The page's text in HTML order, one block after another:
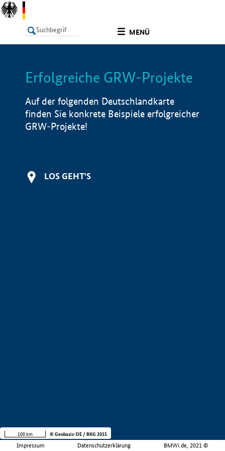
MENÜ
LISTE Info
Erfolgreiche GRW-Projekte
Auf der folgenden Deutschlandkarte
finden Sie konkrete Beispiele erfolgreicher
GRW-Projekte!
LOS GEHT'S
Impressum Datenschutzerklärung BMWi.de, 2021 ©
100 km © Geobasis-DE / BKG 2015